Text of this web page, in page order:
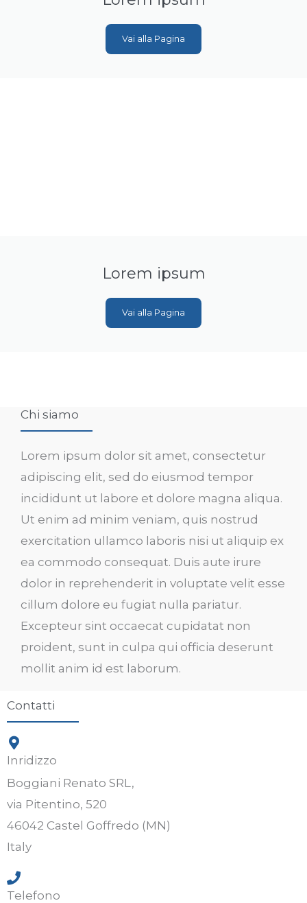
Vai alla Pagina
Lorem ipsum
Vai alla Pagina
Chi siamo
Lorem ipsum dolor sit amet, consectetur
adipiscing elit, sed do eiusmod tempor
incididunt ut labore et dolore magna aliqua.
Ut enim ad minim veniam, quis nostrud
exercitation ullamco laboris nisi ut aliquip ex
ea commodo consequat. Duis aute irure
dolor in reprehenderit in voluptate velit esse
cillum dolore eu fugiat nulla pariatur.
Excepteur sint occaecat cupidatat non
proident, sunt in culpa qui officia deserunt
mollit anim id est laborum.
Contatti
Inridizzo
Boggiani Renato SRL,
via Pitentino, 520
46042 Castel Goffredo (MN)
Italy
Telefono